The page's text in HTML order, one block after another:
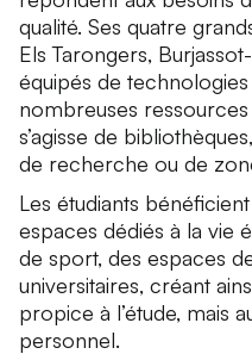
qualité. Ses quatre
Els Tarongers,
équipés de
nombreuses ressources
s’agisse de
de recherche ou de
Les étudiants
espaces dédiés à la vie
de sport, des espaces
universitaires, créant
propice à l’étude, mais
personnel.